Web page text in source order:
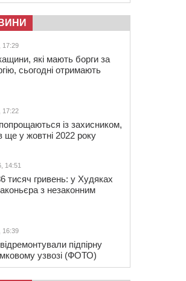
які мають борги за
сьогодні отримають
із захисником,
ще у жовтні 2022 року
14:51
тисяч гривень: у Худяках
з незаконним
16:39
підпірну
узвозі (ФОТО)